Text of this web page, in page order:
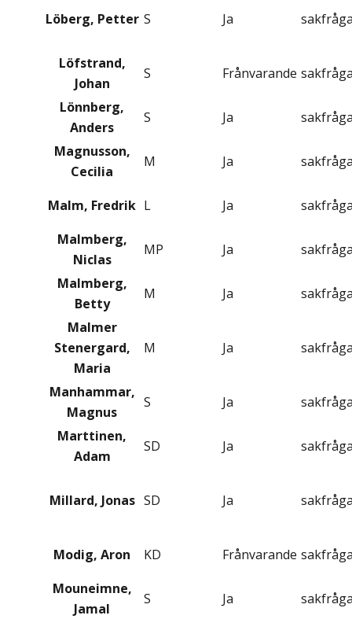
Löberg, Petter S Ja
Löfstrand,
Johan
S Frånvarande
Lönnberg,
Anders
S Ja
Magnusson,
Cecilia
M Ja
Malm, Fredrik L Ja
Malmberg,
Niclas
MP Ja
Malmberg,
Betty
M Ja
Malmer
Stenergard,
Maria
M Ja
Manhammar,
Magnus
S Ja
Marttinen,
Adam
SD Ja
Millard, Jonas SD Ja
Modig, Aron KD Frånvarande
Mouneimne,
Jamal
S Ja